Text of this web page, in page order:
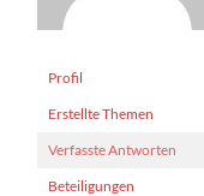
Profil
Erstellte Themen
Verfasste Antworten
Beteiligungen